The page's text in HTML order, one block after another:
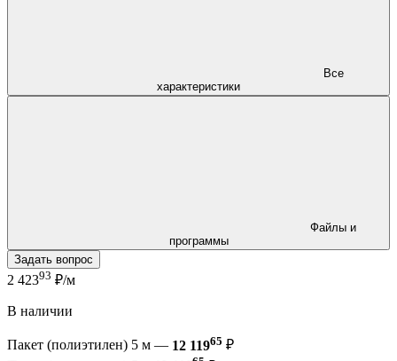
характеристики
программы
Задать вопрос
2 42393 ₽/м
В наличии
Пакет (полиэтилен) 5 м — 12 11965 ₽